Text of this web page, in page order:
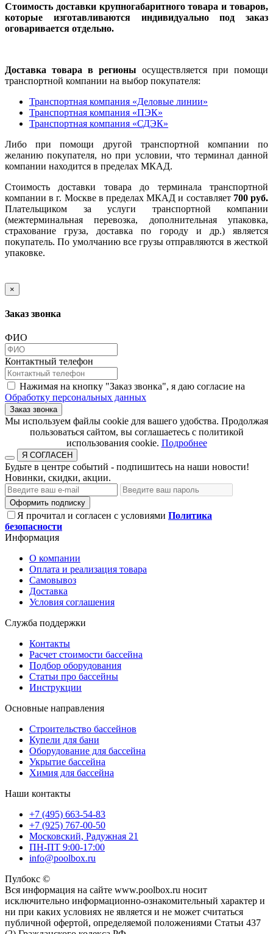
Стоимость доставки крупногабаритного товара и товаров,
которые изготавливаются индивидуально под заказ
оговаривается отдельно.
Доставка товара в регионы осуществляется при помощи
транспортной компании на выбор покупателя:
Транспортная компания «Деловые линии»
Транспортная компания «ПЭК»
Транспортная компания «СДЭК»
Либо при помощи другой транспортной компании по
желанию покупателя, но при условии, что терминал данной
компании находится в пределах МКАД.
Стоимость доставки товара до терминала транспортной
компании в г. Москве в пределах МКАД и составляет 700 руб.
Плательщиком за услуги транспортной компании
(межтерминальная перевозка, дополнительная упаковка,
страхование груза, доставка по городу и др.) является
покупатель. По умолчанию все грузы отправляются в жесткой
упаковке.
×
Заказ звонка
ФИО
Контактный телефон
Нажимая на кнопку "Заказ звонка", я даю согласие на
Обработку персональных данных
Заказ звонка
​​​​​​​Мы используем файлы cookie для вашего удобства. Продолжая
пользоваться сайтом, вы соглашаетесь с политикой
использования cookie.​​​​​​​ Подробнее
Я СОГЛАСЕН
Будьте в центре событий - подпишитесь на наши новости!
Новинки, скидки, акции.
Оформить подписку
Я прочитал и согласен с условиями Политика
безопасности
Информация
О компании
Оплата и реализация товара
Самовывоз
Доставка
Условия соглашения
Служба поддержки
Контакты
Расчет стоимости бассейна
Подбор оборудования
Статьи про бассейны
Инструкции
Основные направления
Строительство бассейнов
Купели для бани
Оборудование для бассейна
Укрытие бассейна
Химия для бассейна
Наши контакты
+7 (495) 663-54-83
+7 (925) 767-00-50
Московский, Радужная 21
ПН-ПТ 9:00-17:00
info@poolbox.ru
Пулбокс ©
Вся информация на сайте www.poolbox.ru носит
исключительно информационно-ознакомительный характер и
ни при каких условиях не является и не может считаться
публичной офертой, определяемой положениями Статьи 437